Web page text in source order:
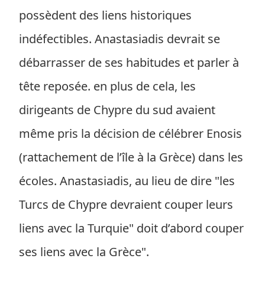
possèdent des liens historiques
indéfectibles. Anastasiadis devrait se
débarrasser de ses habitudes et parler à
tête reposée. en plus de cela, les
dirigeants de Chypre du sud avaient
même pris la décision de célébrer Enosis
(rattachement de l’île à la Grèce) dans les
écoles. Anastasiadis, au lieu de dire "les
Turcs de Chypre devraient couper leurs
liens avec la Turquie" doit d’abord couper
ses liens avec la Grèce".